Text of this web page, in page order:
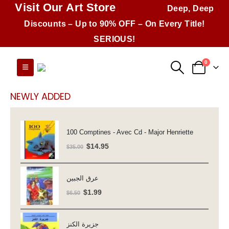
Visit Our Art Store
Deep, Deep
Discounts – Up to 90% OFF – On Every Title!
SERIOUS!
0
NEWLY ADDED
100 Comptines - Avec Cd - Major Henriette
$35.00 Original
$35.00.
$14.95Current
عرق الجبين
$6.50 Original
$6.50.
$1.99Current
جزيرة الكنز